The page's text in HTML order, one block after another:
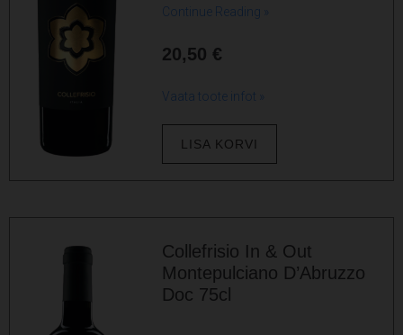
Continue Reading »
20,50 €
Vaata toote infot »
LISA KORVI
Collefrisio In & Out
Montepulciano D’Abruzzo
Doc 75cl